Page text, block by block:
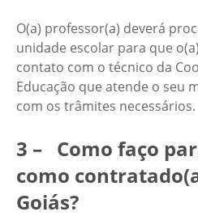
O(a) professor(a) deverá
unidade escolar para que
contato com o técnico da
Educação que atende o seu
com os trâmites necessários.
3 – Como faço
como
Goiás?